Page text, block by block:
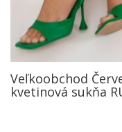
Veľkoobchod
kvetinová sukňa